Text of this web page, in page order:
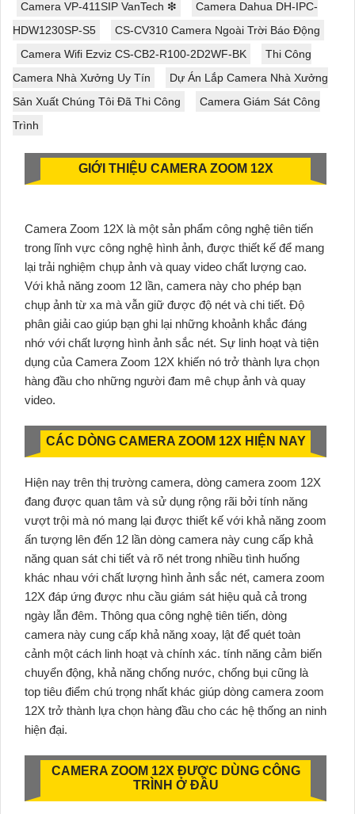
Camera VP-411SIP VanTech ❇
Camera Dahua DH-IPC-
HDW1230SP-S5
CS-CV310 Camera Ngoài Trời Báo Động
Camera Wifi Ezviz CS-CB2-R100-2D2WF-BK
Thi Công
Camera Nhà Xưởng Uy Tín
Dự Án Lắp Camera Nhà Xưởng
Sản Xuất Chúng Tôi Đã Thi Công
Camera Giám Sát Công
Trình
GIỚI THIỆU CAMERA ZOOM 12X
Camera Zoom 12X là một sản phẩm công nghệ tiên tiến
trong lĩnh vực công nghệ hình ảnh, được thiết kế để mang
lại trải nghiệm chụp ảnh và quay video chất lượng cao.
Với khả năng zoom 12 lần, camera này cho phép bạn
chụp ảnh từ xa mà vẫn giữ được độ nét và chi tiết. Độ
phân giải cao giúp bạn ghi lại những khoảnh khắc đáng
nhớ với chất lượng hình ảnh sắc nét. Sự linh hoạt và tiện
dụng của Camera Zoom 12X khiến nó trở thành lựa chọn
hàng đầu cho những người đam mê chụp ảnh và quay
video.
CÁC DÒNG CAMERA ZOOM 12X HIỆN NAY
Hiện nay trên thị trường camera, dòng camera zoom 12X
đang được quan tâm và sử dụng rộng rãi bởi tính năng
vượt trội mà nó mang lại được thiết kế với khả năng zoom
ấn tượng lên đến 12 lần dòng camera này cung cấp khả
năng quan sát chi tiết và rõ nét trong nhiều tình huống
khác nhau với chất lượng hình ảnh sắc nét, camera zoom
12X đáp ứng được nhu cầu giám sát hiệu quả cả trong
ngày lẫn đêm. Thông qua công nghệ tiên tiến, dòng
camera này cung cấp khả năng xoay, lật để quét toàn
cảnh một cách linh hoạt và chính xác. tính năng cảm biến
chuyển động, khả năng chống nước, chống bụi cũng là
top tiêu điểm chú trọng nhất khác giúp dòng camera zoom
12X trở thành lựa chọn hàng đầu cho các hệ thống an ninh
hiện đại.
CAMERA ZOOM 12X ĐƯỢC DÙNG CÔNG
TRÌNH Ở ĐÂU